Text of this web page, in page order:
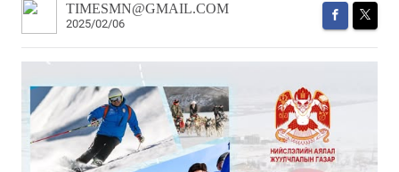
TIMESMN@GMAIL.COM
2025/02/06